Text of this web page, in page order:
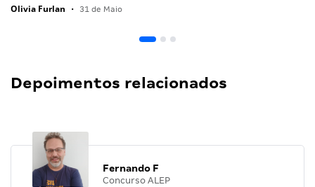
Olivia Furlan • 31 de Maio
Depoimentos relacionados
Fernando F
Concurso ALEP